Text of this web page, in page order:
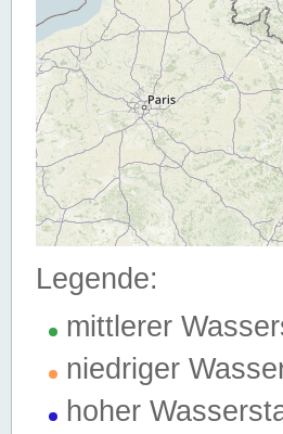
Legende:
mittlerer
niedriger
hoher